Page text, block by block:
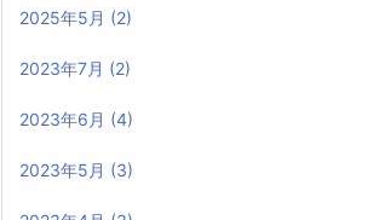
2025年5月 (2)
2023年7月 (2)
2023年6月 (4)
2023年5月 (3)